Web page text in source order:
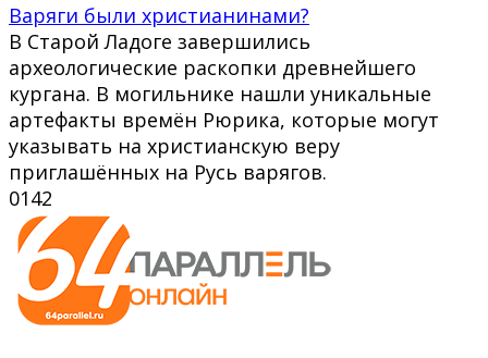
Варяги были христианинами?
В Старой Ладоге завершились
археологические раскопки древнейшего
кургана. В могильнике нашли уникальные
артефакты времён Рюрика, которые могут
указывать на христианскую веру
приглашённых на Русь варягов.
0142